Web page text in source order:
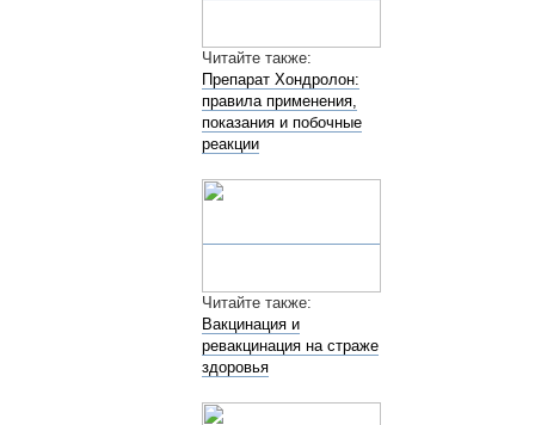
Читайте также:
Препарат Хондролон:
правила применения,
показания и побочные
реакции
Читайте также:
Вакцинация и
ревакцинация на страже
здоровья